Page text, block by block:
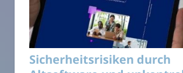
Sicherheitsrisiken durch